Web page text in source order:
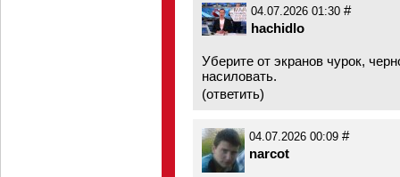
04.07.2026 01:30 #
hachidlo
Уберите от экранов чурок,
насиловать.
(ответить)
04.07.2026 00:09 #
narcot